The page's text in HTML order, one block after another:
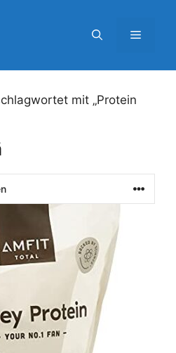
Menü
mit „Protein